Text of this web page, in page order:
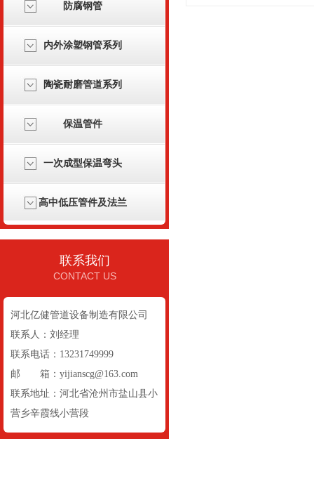
防腐钢管
内外涂塑钢管系列
陶瓷耐磨管道系列
保温管件
一次成型保温弯头
高中低压管件及法兰
河北亿健管道设备制造有限公司
联系人：刘经理
联系电话：13231749999
邮 箱：yijianscg@163.com
联系地址：河北省沧州市盐山县小
营乡辛霞线小营段
联系我们
CONTACT US